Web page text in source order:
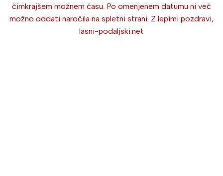
čimkrajšem možnem času. Po omenjenem datumu ni več
možno oddati naročila na spletni strani. Z lepimi pozdravi,
lasni-podaljski.net